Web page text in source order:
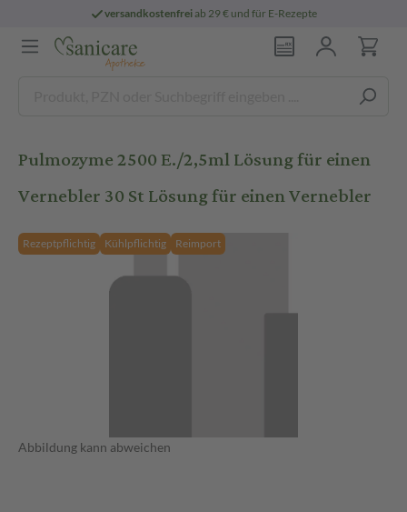
versandkostenfreiab 29 € und für E-Rezepte
Pulmozyme 2500 E./2,5ml Lösung für einen
Vernebler 30 St Lösung für einen Vernebler
Rezeptpflichtig Kühlpflichtig Reimport
Abbildung kann abweichen